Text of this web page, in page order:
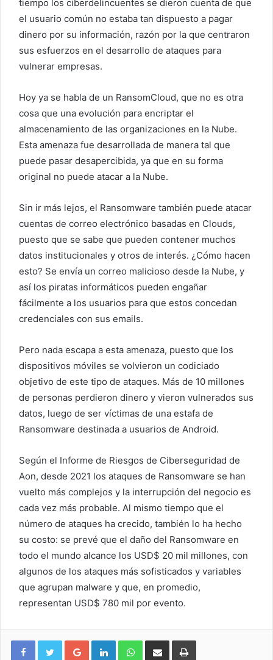
tiempo los ciberdelincuentes se dieron cuenta de que
el usuario común no estaba tan dispuesto a pagar
dinero por su información, razón por la que centraron
sus esfuerzos en el desarrollo de ataques para
vulnerar empresas.
Hoy ya se habla de un RansomCloud, que no es otra
cosa que una evolución para encriptar el
almacenamiento de las organizaciones en la Nube.
Esta amenaza fue desarrollada de manera tal que
puede pasar desapercibida, ya que en su forma
original no puede atacar a la Nube.
Sin ir más lejos, el Ransomware también puede atacar
cuentas de correo electrónico basadas en Clouds,
puesto que se sabe que pueden contener muchos
datos institucionales y otros de interés. ¿Cómo hacen
esto? Se envía un correo malicioso desde la Nube, y
así los piratas informáticos pueden engañar
fácilmente a los usuarios para que estos concedan
credenciales con sus emails.
Pero nada escapa a esta amenaza, puesto que los
dispositivos móviles se volvieron un codiciado
objetivo de este tipo de ataques. Más de 10 millones
de personas perdieron dinero y vieron vulnerados sus
datos, luego de ser víctimas de una estafa de
Ransomware destinada a usuarios de Android.
Según el Informe de Riesgos de Ciberseguridad de
Aon, desde 2021 los ataques de Ransomware se han
vuelto más complejos y la interrupción del negocio es
cada vez más probable. Al mismo tiempo que el
número de ataques ha crecido, también lo ha hecho
su costo: se prevé que el daño del Ransomware en
todo el mundo alcance los USD$ 20 mil millones, con
algunos de los ataques más sofisticados y variables
que agrupan malware y que, en promedio,
representan USD$ 780 mil por evento.
Google+ LinkedIn WhatsApp